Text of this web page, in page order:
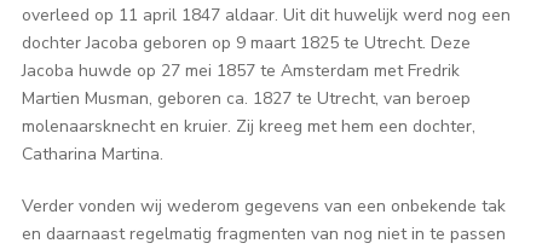
overleed op 11 april 1847 aldaar. Uit dit huwelijk werd nog een
dochter Jacoba geboren op 9 maart 1825 te Utrecht. Deze
Jacoba huwde op 27 mei 1857 te Amsterdam met Fredrik
Martien Musman, geboren ca. 1827 te Utrecht, van beroep
molenaarsknecht en kruier. Zij kreeg met hem een dochter,
Catharina Martina.
Verder vonden wij wederom gegevens van een onbekende tak
en daarnaast regelmatig fragmenten van nog niet in te passen